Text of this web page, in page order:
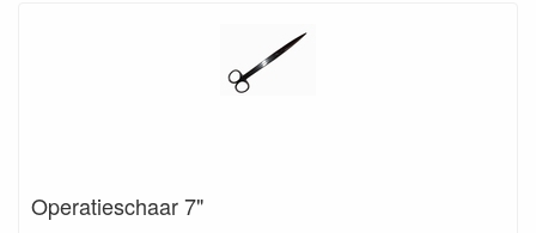
Operatieschaar 7"